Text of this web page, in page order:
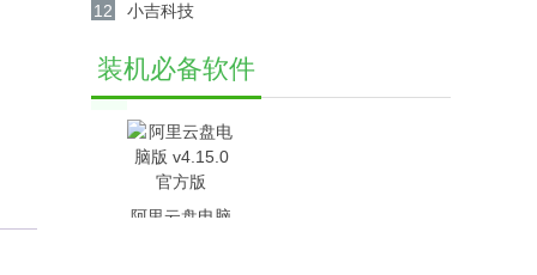
12 小吉科技
装机必备软件
阿里云盘电脑